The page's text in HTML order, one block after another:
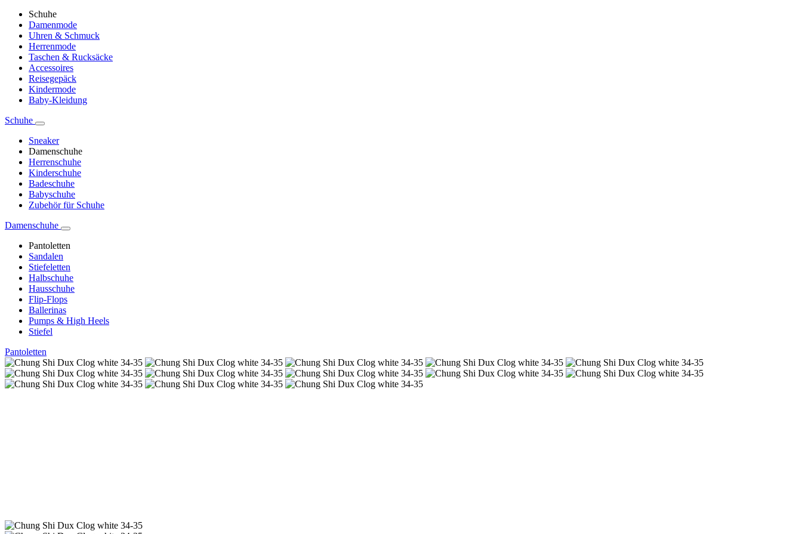
Schuhe
Damenmode
Uhren & Schmuck
Herrenmode
Taschen & Rucksäcke
Accessoires
Reisegepäck
Kindermode
Baby-Kleidung
Schuhe
Sneaker
Damenschuhe
Herrenschuhe
Kinderschuhe
Badeschuhe
Babyschuhe
Zubehör für Schuhe
Damenschuhe
Pantoletten
Sandalen
Stiefeletten
Halbschuhe
Hausschuhe
Flip-Flops
Ballerinas
Pumps & High Heels
Stiefel
Pantoletten